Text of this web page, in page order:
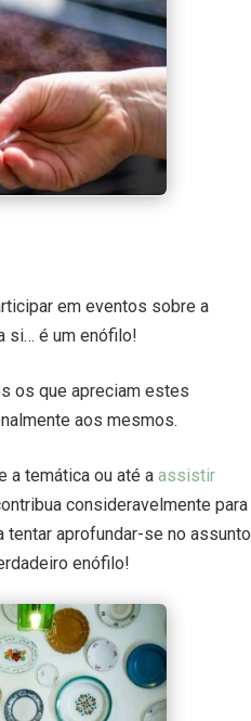
em eventos sobre a
si… é um enófilo!
os que apreciam estes
aos mesmos.
a temática ou até aassistir
consideravelmente para
tentar aprofundar-se no assunto
enófilo!